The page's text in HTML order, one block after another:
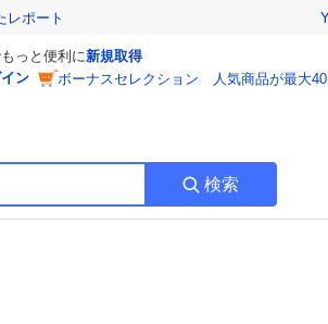
レポート
もっと便利に新規取得
ン
ボーナスセレクション 人気商品が最大40
検索